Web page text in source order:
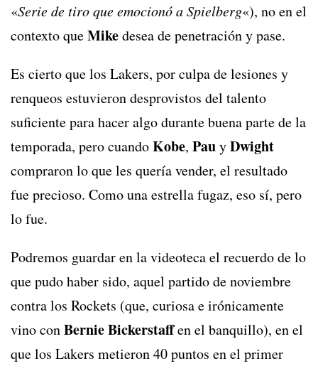
«Serie de tiro que emocionó a Spielberg«), no en el
contexto queMikedesea de penetración y pase.
Es cierto que los Lakers, por culpa de lesiones y
renqueos estuvieron desprovistos del talento
suficiente para hacer algo durante buena parte de la
temporada, pero cuandoKobe, PauyDwight
compraron lo que les quería vender, el resultado
fue precioso. Como una estrella fugaz, eso sí, pero
lo fue.
Podremos guardar en la videoteca el recuerdo de lo
que pudo haber sido, aquel partido de noviembre
contra los Rockets (que, curiosa e irónicamente
vino conBernie Bickerstaffen el banquillo), en el
que los Lakers metieron 40 puntos en el primer